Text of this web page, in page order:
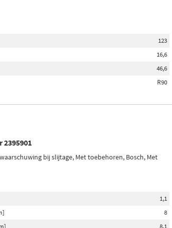
123
16,6
46,6
R90
2395901
bij slijtage, Met toebehoren, Bosch, Met
1,1
8
8,1